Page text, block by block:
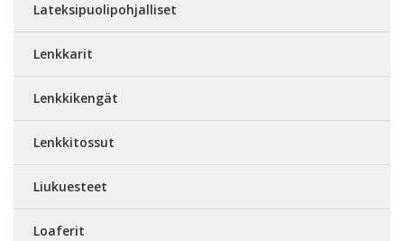
Lateksipuolipohjalliset
Lenkkarit
Lenkkikengät
Lenkkitossut
Liukuesteet
Loaferit